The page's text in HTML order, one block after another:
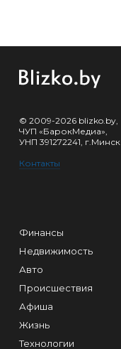
© 2009-2026 blizko.by,
ЧУП «БарокМедиа»,
УНП 391272241, г.Минск
Контакты
Финансы
Недвижимость
Авто
Происшествия
Афиша
Жизнь
Технологии